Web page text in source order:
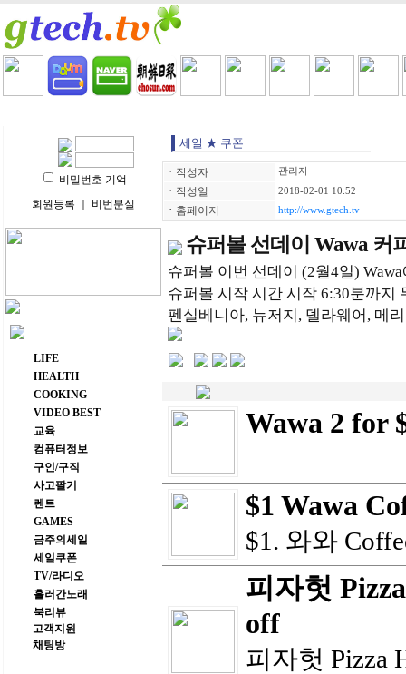
비밀번호 기억
회원등록
비번분실
주요 메뉴
LIFE
HEALTH
COOKING
VIDEO BEST
교육
컴퓨터정보
구인/구직
사고팔기
렌트
GAMES
금주의세일
세일쿠폰
TV/라디오
흘러간노래
북리뷰
고객지원
채팅방
세일 ★ 쿠폰
ㆍ 작성자 관리자
ㆍ 작성일 2018-02-01 10:52
ㆍ 홈페이지 http://www.gtech.tv
슈퍼볼 선데이 Wawa 커
슈퍼볼 이번 선데이 (2월4일)
슈퍼볼 시작 시간 시작 6:30분까
펜실베니아, 뉴저지, 델라웨어, 메
Wawa 2 for
$1 Wawa
$1. 와와
피자헛
off
피자헛 Pizza